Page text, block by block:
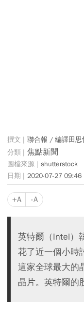
聯合報 / 編譯田思
焦點新聞
shutterstock
2020-07-27 09:46
+A -A
英特爾（Intel）
花了近一個小時
這家全球最大的
晶片。英特爾的